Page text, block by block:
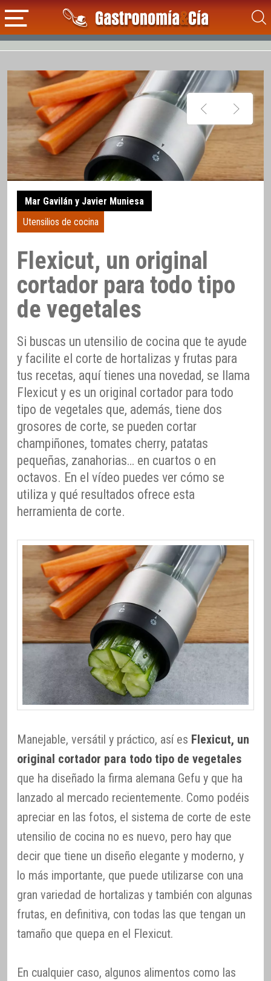
Mar Gavilán y Javier Muniesa
Utensilios de cocina
Flexicut, un original
cortador para todo tipo
de vegetales
Si buscas un utensilio de cocina que te ayude
y facilite el corte de hortalizas y frutas para
tus recetas, aquí tienes una novedad, se llama
Flexicut y es un original cortador para todo
tipo de vegetales que, además, tiene dos
grosores de corte, se pueden cortar
champiñones, tomates cherry, patatas
pequeñas, zanahorias… en cuartos o en
octavos. En el vídeo puedes ver cómo se
utiliza y qué resultados ofrece esta
herramienta de corte.
Manejable, versátil y práctico, así es Flexicut, un
original cortador para todo tipo de vegetales
que ha diseñado la firma alemana Gefu y que ha
lanzado al mercado recientemente. Como podéis
apreciar en las fotos, el sistema de corte de este
utensilio de cocina no es nuevo, pero hay que
decir que tiene un diseño elegante y moderno, y
lo más importante, que puede utilizarse con una
gran variedad de hortalizas y también con algunas
frutas, en definitiva, con todas las que tengan un
tamaño que quepa en el Flexicut.
En cualquier caso, algunos alimentos como las